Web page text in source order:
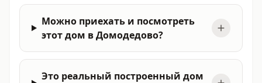
Можно приехать и посмотреть
этот дом в Домодедово?
Это реальный построенный дом